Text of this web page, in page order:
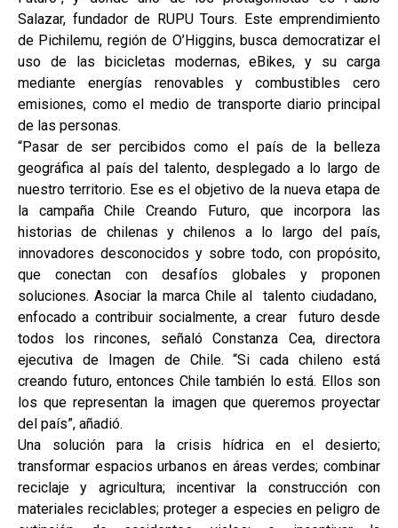
Salazar, fundador de RUPU Tours. Este emprendimiento
de Pichilemu, región de O’Higgins, busca democratizar el
uso de las bicicletas modernas, eBikes, y su carga
mediante energías renovables y combustibles cero
emisiones, como el medio de transporte diario principal
de las personas.
“Pasar de ser percibidos como el país de la belleza
geográfica al país del talento, desplegado a lo largo de
nuestro territorio. Ese es el objetivo de la nueva etapa de
la campaña Chile Creando Futuro, que incorpora las
historias de chilenas y chilenos a lo largo del país,
innovadores desconocidos y sobre todo, con propósito,
que conectan con desafíos globales y proponen
soluciones. Asociar la marca Chile al talento ciudadano,
enfocado a contribuir socialmente, a crear futuro desde
todos los rincones, señaló Constanza Cea, directora
ejecutiva de Imagen de Chile. “Si cada chileno está
creando futuro, entonces Chile también lo está. Ellos son
los que representan la imagen que queremos proyectar
del país”, añadió.
Una solución para la crisis hídrica en el desierto;
transformar espacios urbanos en áreas verdes; combinar
reciclaje y agricultura; incentivar la construcción con
materiales reciclables; proteger a especies en peligro de